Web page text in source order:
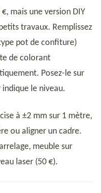
mais une version DIY
travaux. Remplissez
pot de confiture)
de colorant
Posez-le sur
indique le niveau.
à ±2 mm sur 1 mètre,
ou aligner un cadre.
meuble sur
laser (50 €).